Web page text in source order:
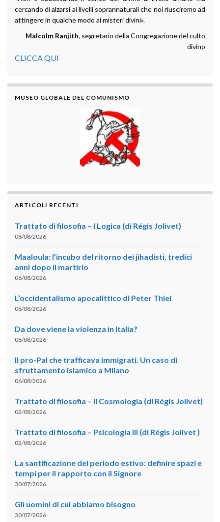
cercando di alzarsi ai livelli soprannaturali che noi riusciremo ad
attingere in qualche modo ai misteri divini».
Malcolm Ranjith, segretario della Congregazione del culto
divino
CLICCA QUI
MUSEO GLOBALE DEL COMUNISMO
ARTICOLI RECENTI
Trattato di filosofia – I Logica (di Régis Jolivet)
06/08/2026
Maaloula: l’incubo del ritorno dei jihadisti, tredici
anni dopo il martirio
06/08/2026
L’occidentalismo apocalittico di Peter Thiel
06/08/2026
Da dove viene la violenza in Italia?
06/08/2026
Il pro-Pal che trafficava immigrati. Un caso di
sfruttamento islamico a Milano
06/08/2026
Trattato di filosofia – II Cosmologia (di Régis Jolivet)
02/08/2026
Trattato di filosofia – Psicologia III (di Régis Jolivet )
02/08/2026
La santificazione del periodo estivo: definire spazi e
tempi per il rapporto con il Signore
30/07/2026
Gli uomini di cui abbiamo bisogno
30/07/2026